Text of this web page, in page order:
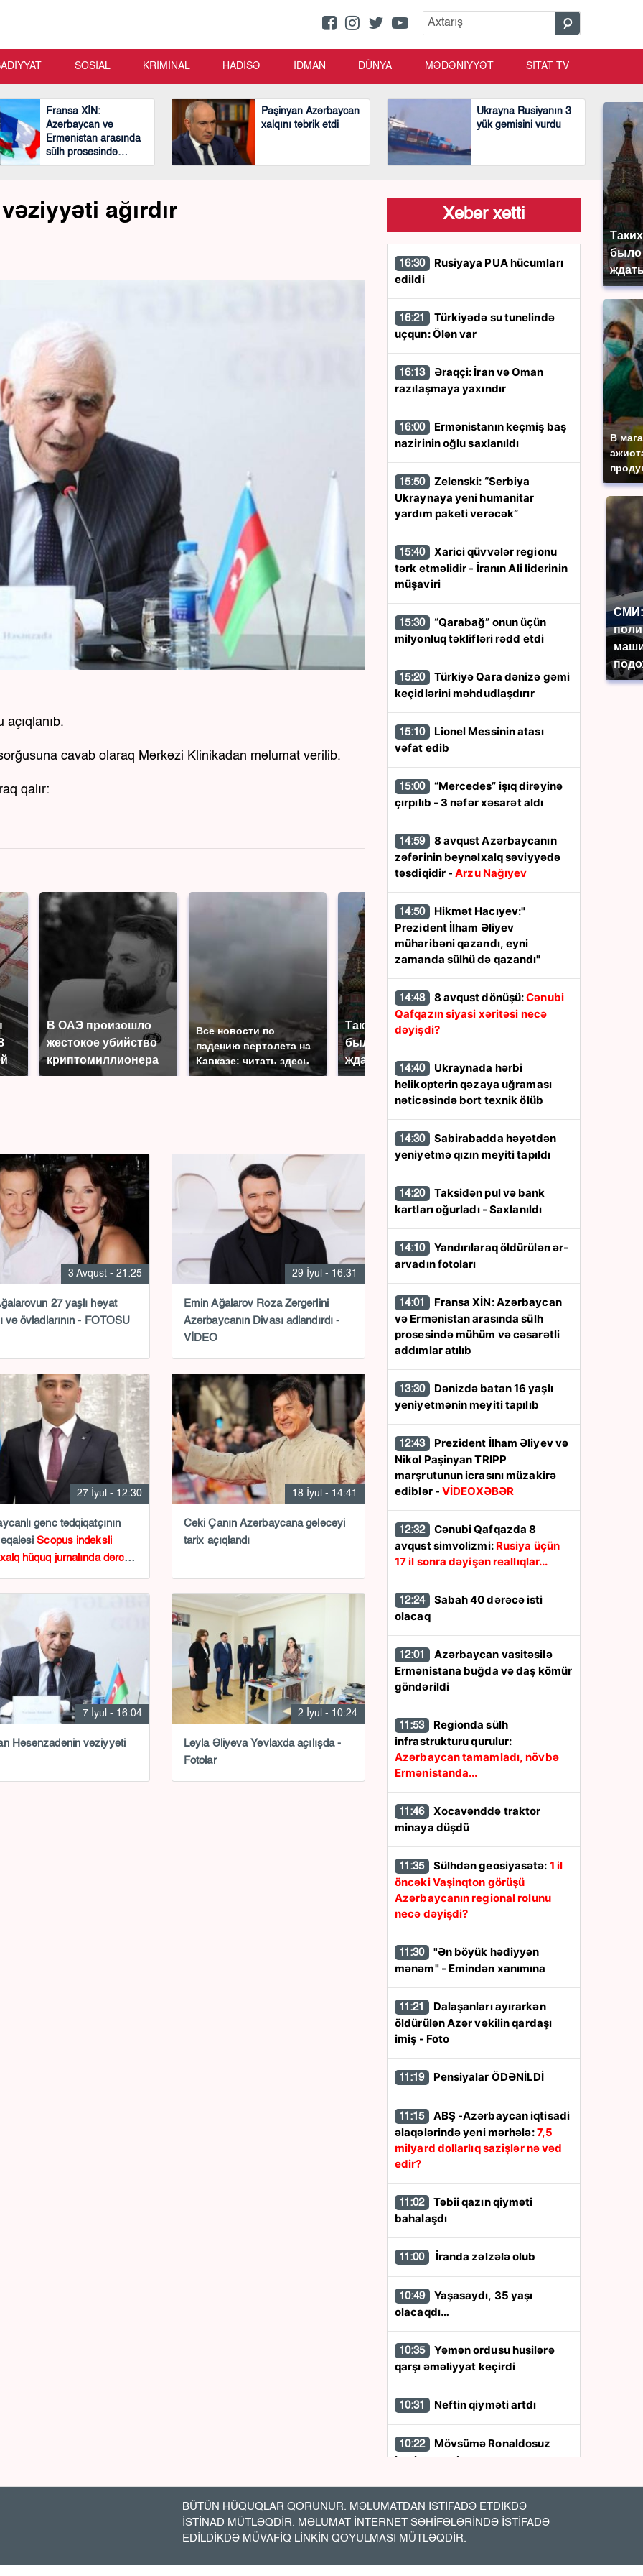
было
В
СМИ:
SOSİAL KRİMİNAL HADİSƏ İDMAN DÜNYA MƏDƏNİYYƏT SİTAT TV
Fransa XİN:
Azərbaycan və
Ermənistan arasında
sülh prosesində
mühüm və cəsarətli
Paşinyan Azərbaycan
xalqını təbrik etdi
Ukrayna Rusiyanın 3
yük gəmisini vurdu
ağırdır
cavab olaraq Mərkəzi Klinikadan məlumat verilib.
qalır:
В ОАЭ произошло
жестокое убийство
криптомиллионера
Все новости по
падению вертолета на
Кавказе: читать здесь
Таких событий не
было с 1945: чего
ждать всем нам?
продукта: что купить?
3 Avqust - 21:25
27 yaşlı həyat
və övladlarının - FOTOSU
29 İyul - 16:31
Emin Ağalarov Roza Zərgərlini
Azərbaycanın Divası adlandırdı -
VİDEO
27 İyul - 12:30
gənc tədqiqatçının
Scopus indeksli
hüquq jurnalında dərc
18 İyul - 14:41
Ceki Çanın Azərbaycana gələcəyi
tarix açıqlandı
7 İyul - 16:04
Həsənzadənin vəziyyəti
2 İyul - 10:24
Leyla Əliyeva Yevlaxda açılışda -
Fotolar
Xəbər xətti
16:30
edildi
16:21
uçqun: Ölən var
16:13
razılaşmaya yaxındır
16:00
nazirinin oğlu saxlanıldı
15:50
Ukraynaya yeni humanitar
yardım paketi verəcək”
15:40
tərk etməlidir - İranın Ali liderinin
müşaviri
15:30
milyonluq təklifləri rədd etdi
15:20
keçidlərini məhdudlaşdırır
15:10
vəfat edib
15:00
çırpılıb - 3 nəfər xəsarət aldı
14:59
zəfərinin beynəlxalq səviyyədə
təsdiqidir -Arzu Nağıyev
14:50
Prezident İlham Əliyev
müharibəni qazandı, eyni
zamanda sülhü də qazandı"
14:48 8 avqust dönüşü:Cənubi
Qafqazın siyasi xəritəsi necə
dəyişdi?
14:40
helikopterin qəzaya uğraması
nəticəsində bort texnik ölüb
14:30
yeniyetmə qızın meyiti tapıldı
14:20
kartları oğurladı - Saxlanıldı
14:10
arvadın fotoları
14:01
və Ermənistan arasında sülh
prosesində mühüm və cəsarətli
addımlar atılıb
13:30
yeniyetmənin meyiti tapılıb
12:43
Nikol Paşinyan TRIPP
marşrutunun icrasını müzakirə
ediblər - VİDEOXƏBƏR
12:32
avqust simvolizmi: Rusiya üçün
17 il sonra dəyişən reallıqlar...
12:24
olacaq
12:01
Ermənistana buğda və daş kömür
göndərildi
11:53
infrastrukturu qurulur:
Azərbaycan tamamladı, növbə
Ermənistanda...
11:46
minaya düşdü
11:35 Sülhdən geosiyasətə: 1 il
öncəki Vaşinqton görüşü
Azərbaycanın regional rolunu
necə dəyişdi?
11:30
mənəm" - Emindən xanımına
11:21
öldürülən Azər vəkilin qardaşı
imiş - Foto
11:19 Pensiyalar ÖDƏNİLDİ
11:15
əlaqələrində yeni mərhələ:7,5
milyard dollarlıq sazişlər nə vəd
edir?
11:02
bahalaşdı
11:00 İranda zəlzələ olub
10:49
olacaqdı…
10:35
qarşı əməliyyat keçirdi
10:31 Neftin qiyməti artdı
10:22
başlayacaqlar
xalqını təbrik etdi
razılaşdı - Bu gəmiləri
BÜTÜN HÜQUQLAR QORUNUR. MƏLUMATDAN İSTİFADƏ ETDİKDƏ
İSTİNAD MÜTLƏQDİR. MƏLUMAT İNTERNET SƏHİFƏLƏRİNDƏ İSTİFADƏ
EDİLDİKDƏ MÜVAFİQ LİNKİN QOYULMASI MÜTLƏQDİR.